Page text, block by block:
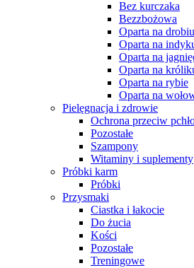
Bez kurczaka
Bezzbożowa
Oparta na drobiu
Oparta na
Oparta na
Oparta na
Oparta na rybie
Oparta na
Pielęgnacja i zdrowie
Ochrona przeciw
Pozostałe
Szampony
Witaminy i suplementy
Próbki karm
Próbki
Przysmaki
Ciastka i łakocie
Do żucia
Kości
Pozostałe
Treningowe